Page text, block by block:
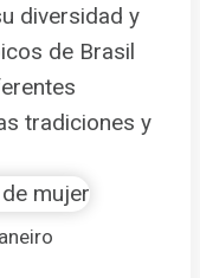
diversidad y
de Brasil
tradiciones y